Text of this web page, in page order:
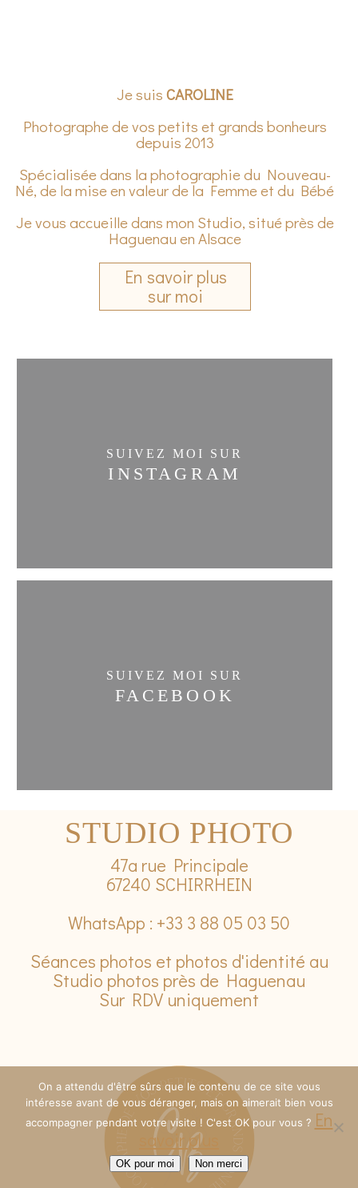
Je suis CAROLINE
Photographe de vos petits et grands bonheurs
depuis 2013
Spécialisée dans la photographie du Nouveau-
Né, de la mise en valeur de la Femme et du Bébé
Je vous accueille dans mon Studio, situé près de
Haguenau en Alsace
En savoir plus
sur moi
INSTAGRAM
SUIVEZ MOI SUR
FACEBOOK
SUIVEZ MOI SUR
STUDIO PHOTO
47a rue Principale
67240 SCHIRRHEIN
WhatsApp : +33 3 88 05 03 50
Séances photos et photos d'identité au
Studio photos près de Haguenau
Sur RDV uniquement
On a attendu d'être sûrs que le contenu de ce site vous
intéresse avant de vous déranger, mais on aimerait bien vous
accompagner pendant votre visite ! C'est OK pour vous ? En
savoir plus
OK pour moi Non merci